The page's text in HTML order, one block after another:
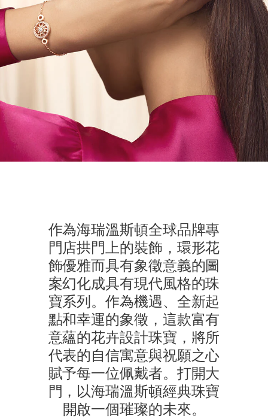
作為海瑞溫斯頓全球品牌專
門店拱門上的裝飾，環形花
飾優雅而具有象徵意義的圖
案幻化成具有現代風格的珠
寶系列。作為機遇、全新起
點和幸運的象徵，這款富有
意蘊的花卉設計珠寶，將所
代表的自信寓意與祝願之心
賦予每一位佩戴者。打開大
門，以海瑞溫斯頓經典珠寶
開啟一個璀璨的未來。